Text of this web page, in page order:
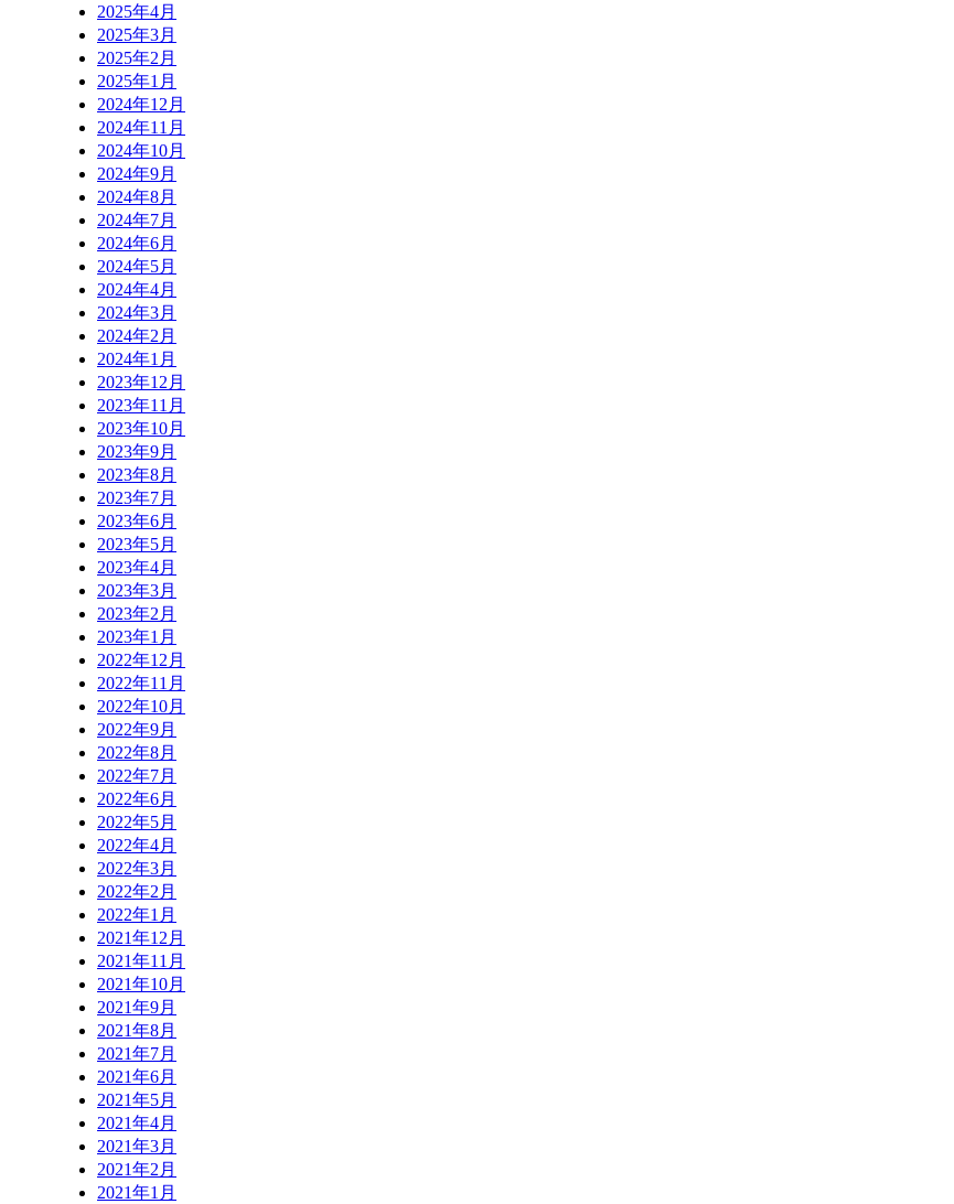
2025年4月
2025年3月
2025年2月
2025年1月
2024年12月
2024年11月
2024年10月
2024年9月
2024年8月
2024年7月
2024年6月
2024年5月
2024年4月
2024年3月
2024年2月
2024年1月
2023年12月
2023年11月
2023年10月
2023年9月
2023年8月
2023年7月
2023年6月
2023年5月
2023年4月
2023年3月
2023年2月
2023年1月
2022年12月
2022年11月
2022年10月
2022年9月
2022年8月
2022年7月
2022年6月
2022年5月
2022年4月
2022年3月
2022年2月
2022年1月
2021年12月
2021年11月
2021年10月
2021年9月
2021年8月
2021年7月
2021年6月
2021年5月
2021年4月
2021年3月
2021年2月
2021年1月